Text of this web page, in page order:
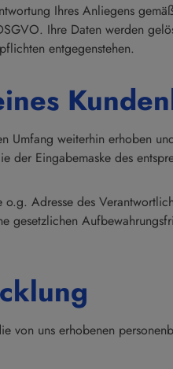
Ihres Anliegens
Ihre Daten werden
entgegenstehen.
weiterhin erhoben
Eingabemaske des
Adresse des
von uns erhobenen